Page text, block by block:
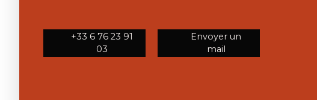
+33 6 76 23 91
03
Envoyer un
mail